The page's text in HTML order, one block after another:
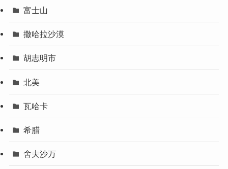
富士山
撒哈拉沙漠
胡志明市
北美
瓦哈卡
希腊
舍夫沙万